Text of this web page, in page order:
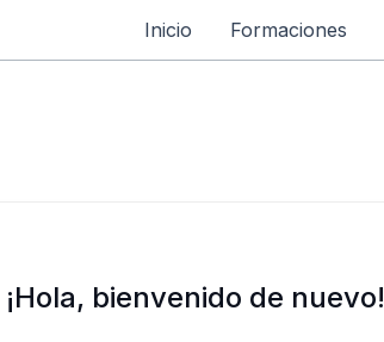
Inicio Formaciones
¡Hola, bienvenido de nuevo!